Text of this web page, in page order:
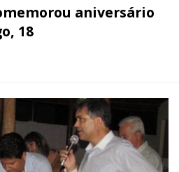
aniversário
18